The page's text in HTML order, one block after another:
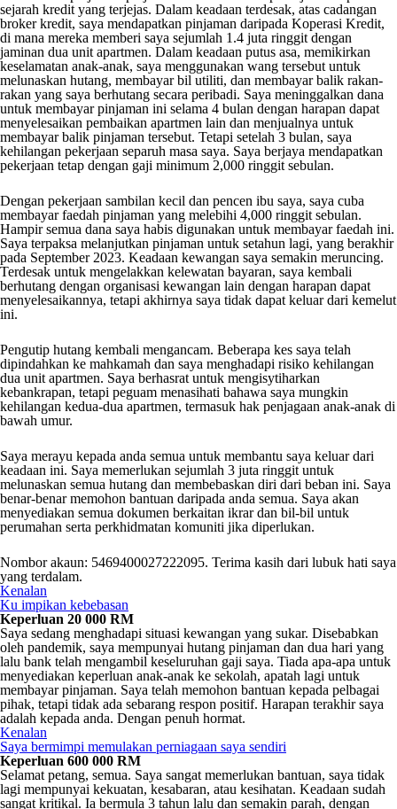
sejarah kredit yang terjejas. Dalam keadaan terdesak, atas cadangan
broker kredit, saya mendapatkan pinjaman daripada Koperasi Kredit,
di mana mereka memberi saya sejumlah 1.4 juta ringgit dengan
jaminan dua unit apartmen. Dalam keadaan putus asa, memikirkan
keselamatan anak-anak, saya menggunakan wang tersebut untuk
melunaskan hutang, membayar bil utiliti, dan membayar balik rakan-
rakan yang saya berhutang secara peribadi. Saya meninggalkan dana
untuk membayar pinjaman ini selama 4 bulan dengan harapan dapat
menyelesaikan pembaikan apartmen lain dan menjualnya untuk
membayar balik pinjaman tersebut. Tetapi setelah 3 bulan, saya
kehilangan pekerjaan separuh masa saya. Saya berjaya mendapatkan
pekerjaan tetap dengan gaji minimum 2,000 ringgit sebulan.
Dengan pekerjaan sambilan kecil dan pencen ibu saya, saya cuba
membayar faedah pinjaman yang melebihi 4,000 ringgit sebulan.
Hampir semua dana saya habis digunakan untuk membayar faedah ini.
Saya terpaksa melanjutkan pinjaman untuk setahun lagi, yang berakhir
pada September 2023. Keadaan kewangan saya semakin meruncing.
Terdesak untuk mengelakkan kelewatan bayaran, saya kembali
berhutang dengan organisasi kewangan lain dengan harapan dapat
menyelesaikannya, tetapi akhirnya saya tidak dapat keluar dari kemelut
ini.
Pengutip hutang kembali mengancam. Beberapa kes saya telah
dipindahkan ke mahkamah dan saya menghadapi risiko kehilangan
dua unit apartmen. Saya berhasrat untuk mengisytiharkan
kebankrapan, tetapi peguam menasihati bahawa saya mungkin
kehilangan kedua-dua apartmen, termasuk hak penjagaan anak-anak di
bawah umur.
Saya merayu kepada anda semua untuk membantu saya keluar dari
keadaan ini. Saya memerlukan sejumlah 3 juta ringgit untuk
melunaskan semua hutang dan membebaskan diri dari beban ini. Saya
benar-benar memohon bantuan daripada anda semua. Saya akan
menyediakan semua dokumen berkaitan ikrar dan bil-bil untuk
perumahan serta perkhidmatan komuniti jika diperlukan.
Nombor akaun: 5469400027222095. Terima kasih dari lubuk hati saya
yang terdalam.
Kenalan
Ku impikan kebebasan
Keperluan 20 000 RM
Saya sedang menghadapi situasi kewangan yang sukar. Disebabkan
oleh pandemik, saya mempunyai hutang pinjaman dan dua hari yang
lalu bank telah mengambil keseluruhan gaji saya. Tiada apa-apa untuk
menyediakan keperluan anak-anak ke sekolah, apatah lagi untuk
membayar pinjaman. Saya telah memohon bantuan kepada pelbagai
pihak, tetapi tidak ada sebarang respon positif. Harapan terakhir saya
adalah kepada anda. Dengan penuh hormat.
Kenalan
Saya bermimpi memulakan perniagaan saya sendiri
Keperluan 600 000 RM
Selamat petang, semua. Saya sangat memerlukan bantuan, saya tidak
lagi mempunyai kekuatan, kesabaran, atau kesihatan. Keadaan sudah
sangat kritikal. Ia bermula 3 tahun lalu dan semakin parah, dengan